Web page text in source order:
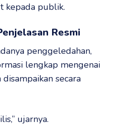
kepada publik.
Resmi
penggeledahan,
lengkap mengenai
secara
ujarnya.